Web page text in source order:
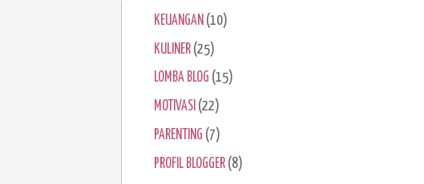
KEUANGAN (10)
KULINER (25)
LOMBA BLOG (15)
MOTIVASI (22)
PARENTING (7)
PROFIL BLOGGER (8)